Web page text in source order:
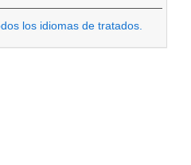
los idiomas de tratados.